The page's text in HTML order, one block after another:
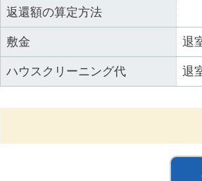
返還額の算定方法
敷金 退
ハウスクリーニング代 退